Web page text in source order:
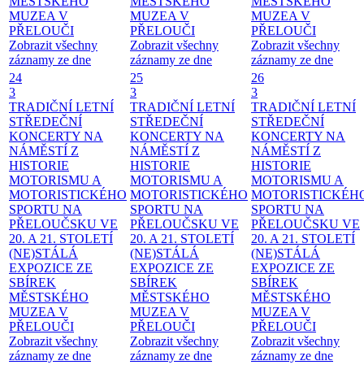
MUZEA V
PŘELOUČI
Zobrazit všechny
záznamy ze dne
MUZEA V
PŘELOUČI
Zobrazit všechny
záznamy ze dne
MUZEA V
PŘELOUČI
Zobrazit všechny
záznamy ze dne
24
3
TRADIČNÍ LETNÍ
STŘEDEČNÍ
KONCERTY NA
NÁMĚSTÍ Z
HISTORIE
MOTORISMU A
MOTORISTICKÉHO
SPORTU NA
PŘELOUČSKU VE
20. A 21. STOLETÍ
(NE)STÁLÁ
EXPOZICE ZE
SBÍREK
MĚSTSKÉHO
MUZEA V
PŘELOUČI
Zobrazit všechny
záznamy ze dne
25
3
TRADIČNÍ LETNÍ
STŘEDEČNÍ
KONCERTY NA
NÁMĚSTÍ Z
HISTORIE
MOTORISMU A
MOTORISTICKÉHO
SPORTU NA
PŘELOUČSKU VE
20. A 21. STOLETÍ
(NE)STÁLÁ
EXPOZICE ZE
SBÍREK
MĚSTSKÉHO
MUZEA V
PŘELOUČI
Zobrazit všechny
záznamy ze dne
26
3
TRADIČNÍ LETNÍ
STŘEDEČNÍ
KONCERTY NA
NÁMĚSTÍ Z
HISTORIE
MOTORISMU A
SPORTU NA
PŘELOUČSKU VE
20. A 21. STOLETÍ
(NE)STÁLÁ
EXPOZICE ZE
SBÍREK
MĚSTSKÉHO
MUZEA V
PŘELOUČI
Zobrazit všechny
záznamy ze dne